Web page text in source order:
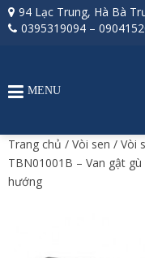
94 Lạc Trung, Hà Bà
0395319094 –
MENU
Trang chủ / Vòi sen / Vòi
TBN01001B – Van gật
hướng